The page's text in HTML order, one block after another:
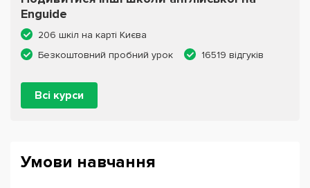
Enguide
206 шкіл на карті Києва
Безкоштовний пробний урок
16519 відгуків
Всі курси
Умови навчання